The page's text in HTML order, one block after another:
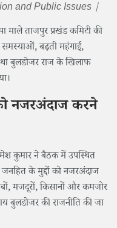
and Public Issues |
माले ताजपुर प्रखंड कमिटी की
बढ़ती महंगाई,
बुलडोजर राज के खिलाफ
नजरअंदाज करने
कुमार ने बैठक में उपस्थित
के मुद्दों को नजरअंदाज
मजदूरों, किसानों और कमजोर
की राजनीति की जा